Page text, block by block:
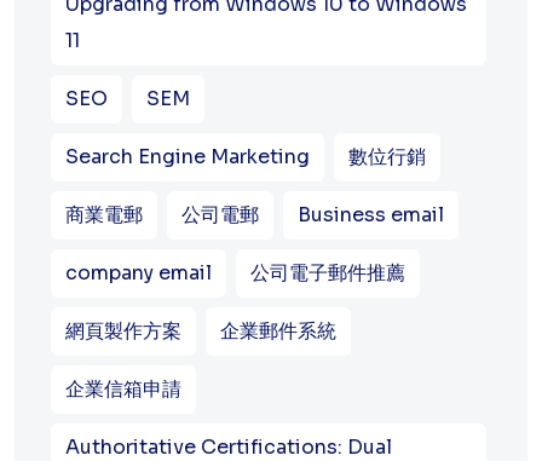
11
SEO SEM
Search Engine Marketing 數位行銷
商業電郵 公司電郵 Business email
company email 公司電子郵件推薦
網頁製作方案 企業郵件系統
企業信箱申請
Authoritative Certifications: Dual